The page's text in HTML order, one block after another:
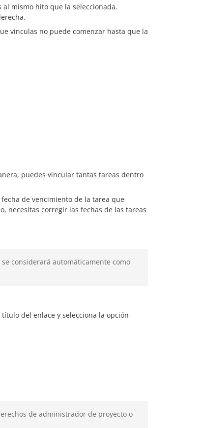
al mismo hito que la seleccionada.
vinculas no puede comenzar hasta que la
puedes vincular tantas tareas dentro
de vencimiento de la tarea que
necesitas corregir las fechas de las tareas
considerará automáticamente como
del enlace y selecciona la opción
de administrador de proyecto o